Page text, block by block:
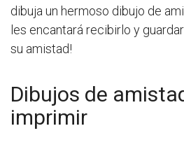
dibuja un hermoso dibujo de
les encantará recibirlo y
su amistad!
Dibujos de
imprimir